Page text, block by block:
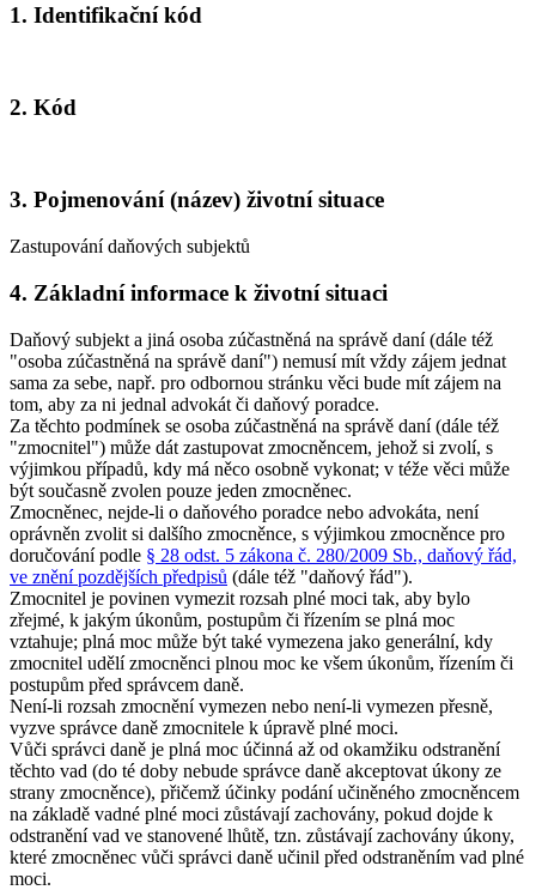
1. Identifikační kód
2. Kód
3. Pojmenování (název) životní situace
Zastupování daňových subjektů
4. Základní informace k životní situaci
Daňový subjekt a jiná osoba zúčastněná na správě daní (dále též
"osoba zúčastněná na správě daní") nemusí mít vždy zájem jednat
sama za sebe, např. pro odbornou stránku věci bude mít zájem na
tom, aby za ni jednal advokát či daňový poradce.
Za těchto podmínek se osoba zúčastněná na správě daní (dále též
"zmocnitel") může dát zastupovat zmocněncem, jehož si zvolí, s
výjimkou případů, kdy má něco osobně vykonat; v téže věci může
být současně zvolen pouze jeden zmocněnec.
Zmocněnec, nejde-li o daňového poradce nebo advokáta, není
oprávněn zvolit si dalšího zmocněnce, s výjimkou zmocněnce pro
doručování podle § 28 odst. 5 zákona č. 280/2009 Sb., daňový řád,
ve znění pozdějších předpisů (dále též "daňový řád").
Zmocnitel je povinen vymezit rozsah plné moci tak, aby bylo
zřejmé, k jakým úkonům, postupům či řízením se plná moc
vztahuje; plná moc může být také vymezena jako generální, kdy
zmocnitel udělí zmocněnci plnou moc ke všem úkonům, řízením či
postupům před správcem daně.
Není-li rozsah zmocnění vymezen nebo není-li vymezen přesně,
vyzve správce daně zmocnitele k úpravě plné moci.
Vůči správci daně je plná moc účinná až od okamžiku odstranění
těchto vad (do té doby nebude správce daně akceptovat úkony ze
strany zmocněnce), přičemž účinky podání učiněného zmocněncem
na základě vadné plné moci zůstávají zachovány, pokud dojde k
odstranění vad ve stanovené lhůtě, tzn. zůstávají zachovány úkony,
které zmocněnec vůči správci daně učinil před odstraněním vad plné
moci.